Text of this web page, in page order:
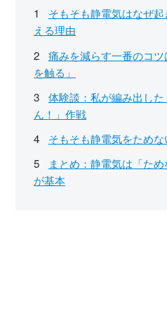
そもそも静電気はなぜ
える理由
痛みを減らす一番のコ
を触る」
体験談：私が編み出し
ん！」作戦
そもそも静電気をため
まとめ：静電気は「た
が基本